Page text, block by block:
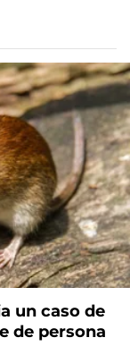
un caso de
de persona